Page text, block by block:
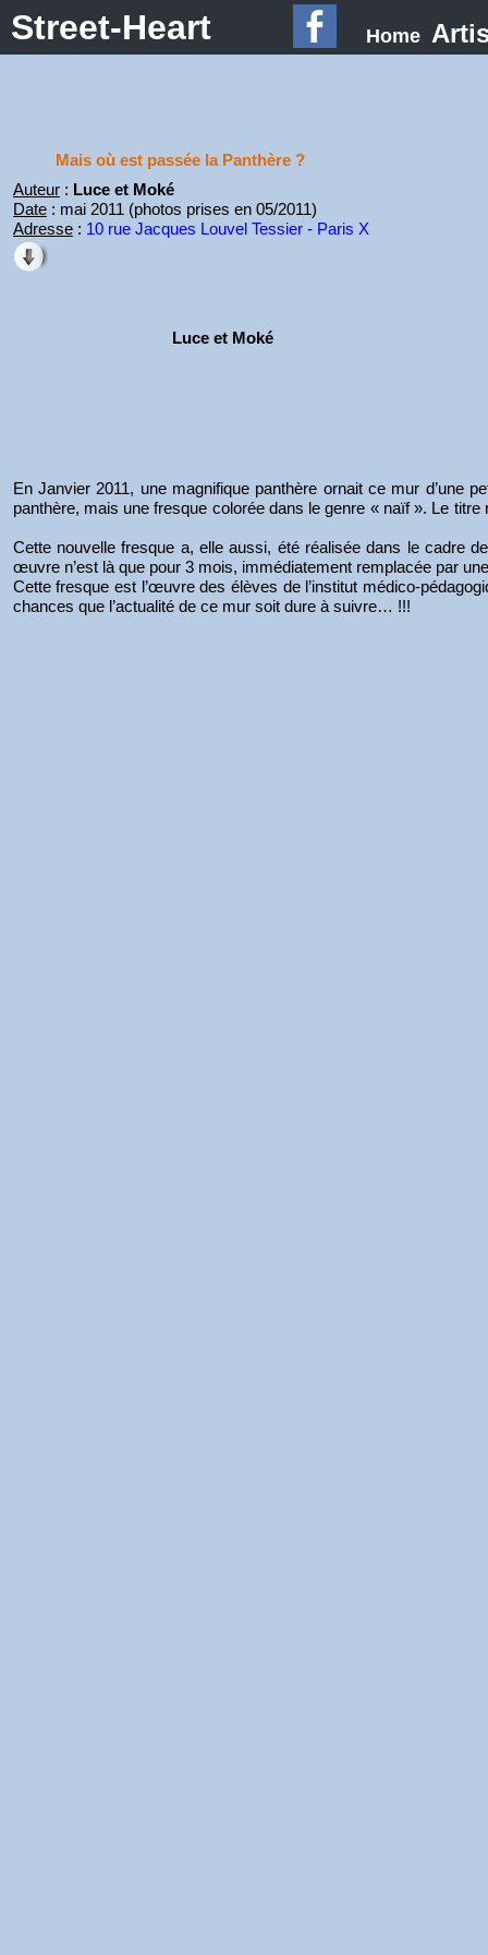
Street-Heart Home
Mais où est passée la Panthère ?
Auteur: Luce et Moké
Date: mai 2011 (photos prises en 05/2011)
Adresse: 10 rue Jacques Louvel Tessier - Paris X
Luce et Moké
En Janvier 2011, une magnifique panthère ornait ce mur d’une
panthère, mais une fresque colorée dans le genre « naïf ». Le
Cette nouvelle fresque a, elle aussi, été réalisée dans le cadre
œuvre n’est là que pour 3 mois, immédiatement remplacée par
Cette fresque est l’œuvre des élèves de l’institut médico-
chances que l’actualité de ce mur soit dure à suivre… !!!